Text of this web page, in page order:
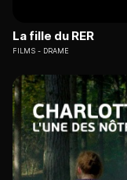
La fille du RER
FILMS DRAME